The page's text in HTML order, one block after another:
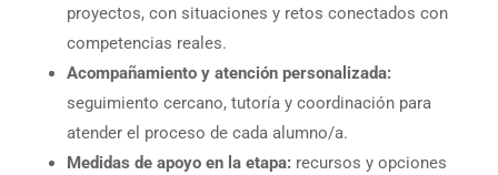
proyectos, con situaciones y retos conectados con
competencias reales.
Acompañamiento y atención personalizada:
seguimiento cercano, tutoría y coordinación para
atender el proceso de cada alumno/a.
Medidas de apoyo en la etapa: recursos y opciones